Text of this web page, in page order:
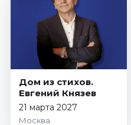
Дом из стихов.
Евгений Князев
21 марта 2027
Москва